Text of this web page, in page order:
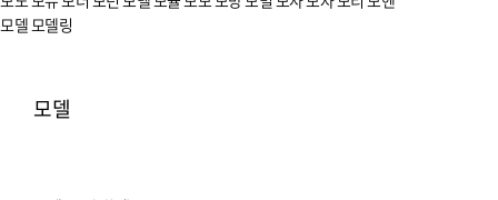
모델 모델링
모델